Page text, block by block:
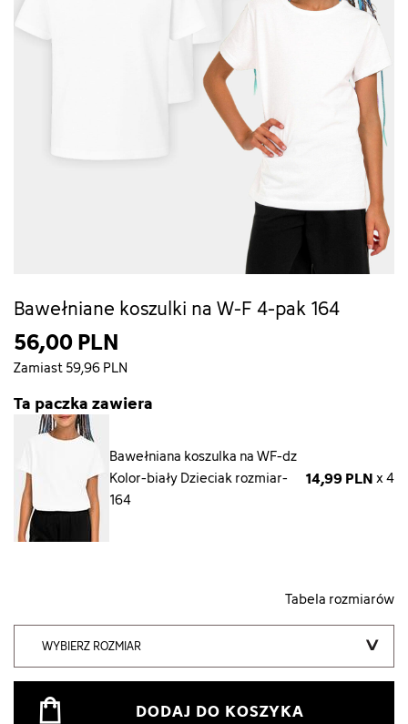
Bawełniane koszulki na W-F 4-pak 164
56,00 PLN
Zamiast 59,96 PLN
Ta paczka zawiera
Bawełniana koszulka na WF-dz
Kolor-biały Dzieciak rozmiar-
164
14,99 PLNx 4
Tabela rozmiarów
WYBIERZ ROZMIAR
DODAJ DO KOSZYKA